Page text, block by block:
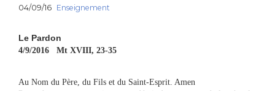
04/09/16 Enseignement
Le Pardon
4/9/2016 Mt XVIII, 23-35
Au Nom du Père, du Fils et du Saint-Esprit. Amen